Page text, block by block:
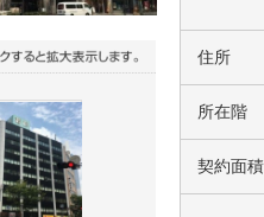
住所
所在階
契約面積